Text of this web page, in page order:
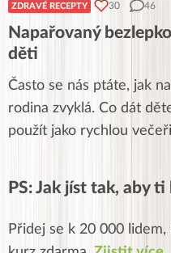
ZDRAVÉ RECEPTY 30 46
Napařovaný
děti
Často se nás ptáte, jak
rodina zvyklá. Co dát
použít jako rychlou
PS: Jak jíst tak, aby
Přidej se k 20 000